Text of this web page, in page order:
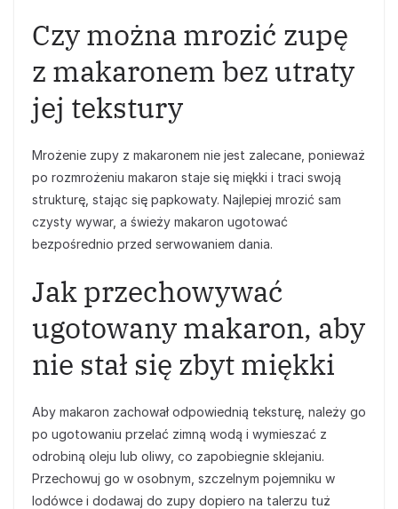
Czy można mrozić zupę
z makaronem bez utraty
jej tekstury
Mrożenie zupy z makaronem nie jest zalecane, ponieważ
po rozmrożeniu makaron staje się miękki i traci swoją
strukturę, stając się papkowaty. Najlepiej mrozić sam
czysty wywar, a świeży makaron ugotować
bezpośrednio przed serwowaniem dania.
Jak przechowywać
ugotowany makaron, aby
nie stał się zbyt miękki
Aby makaron zachował odpowiednią teksturę, należy go
po ugotowaniu przelać zimną wodą i wymieszać z
odrobiną oleju lub oliwy, co zapobiegnie sklejaniu.
Przechowuj go w osobnym, szczelnym pojemniku w
lodówce i dodawaj do zupy dopiero na talerzu tuż